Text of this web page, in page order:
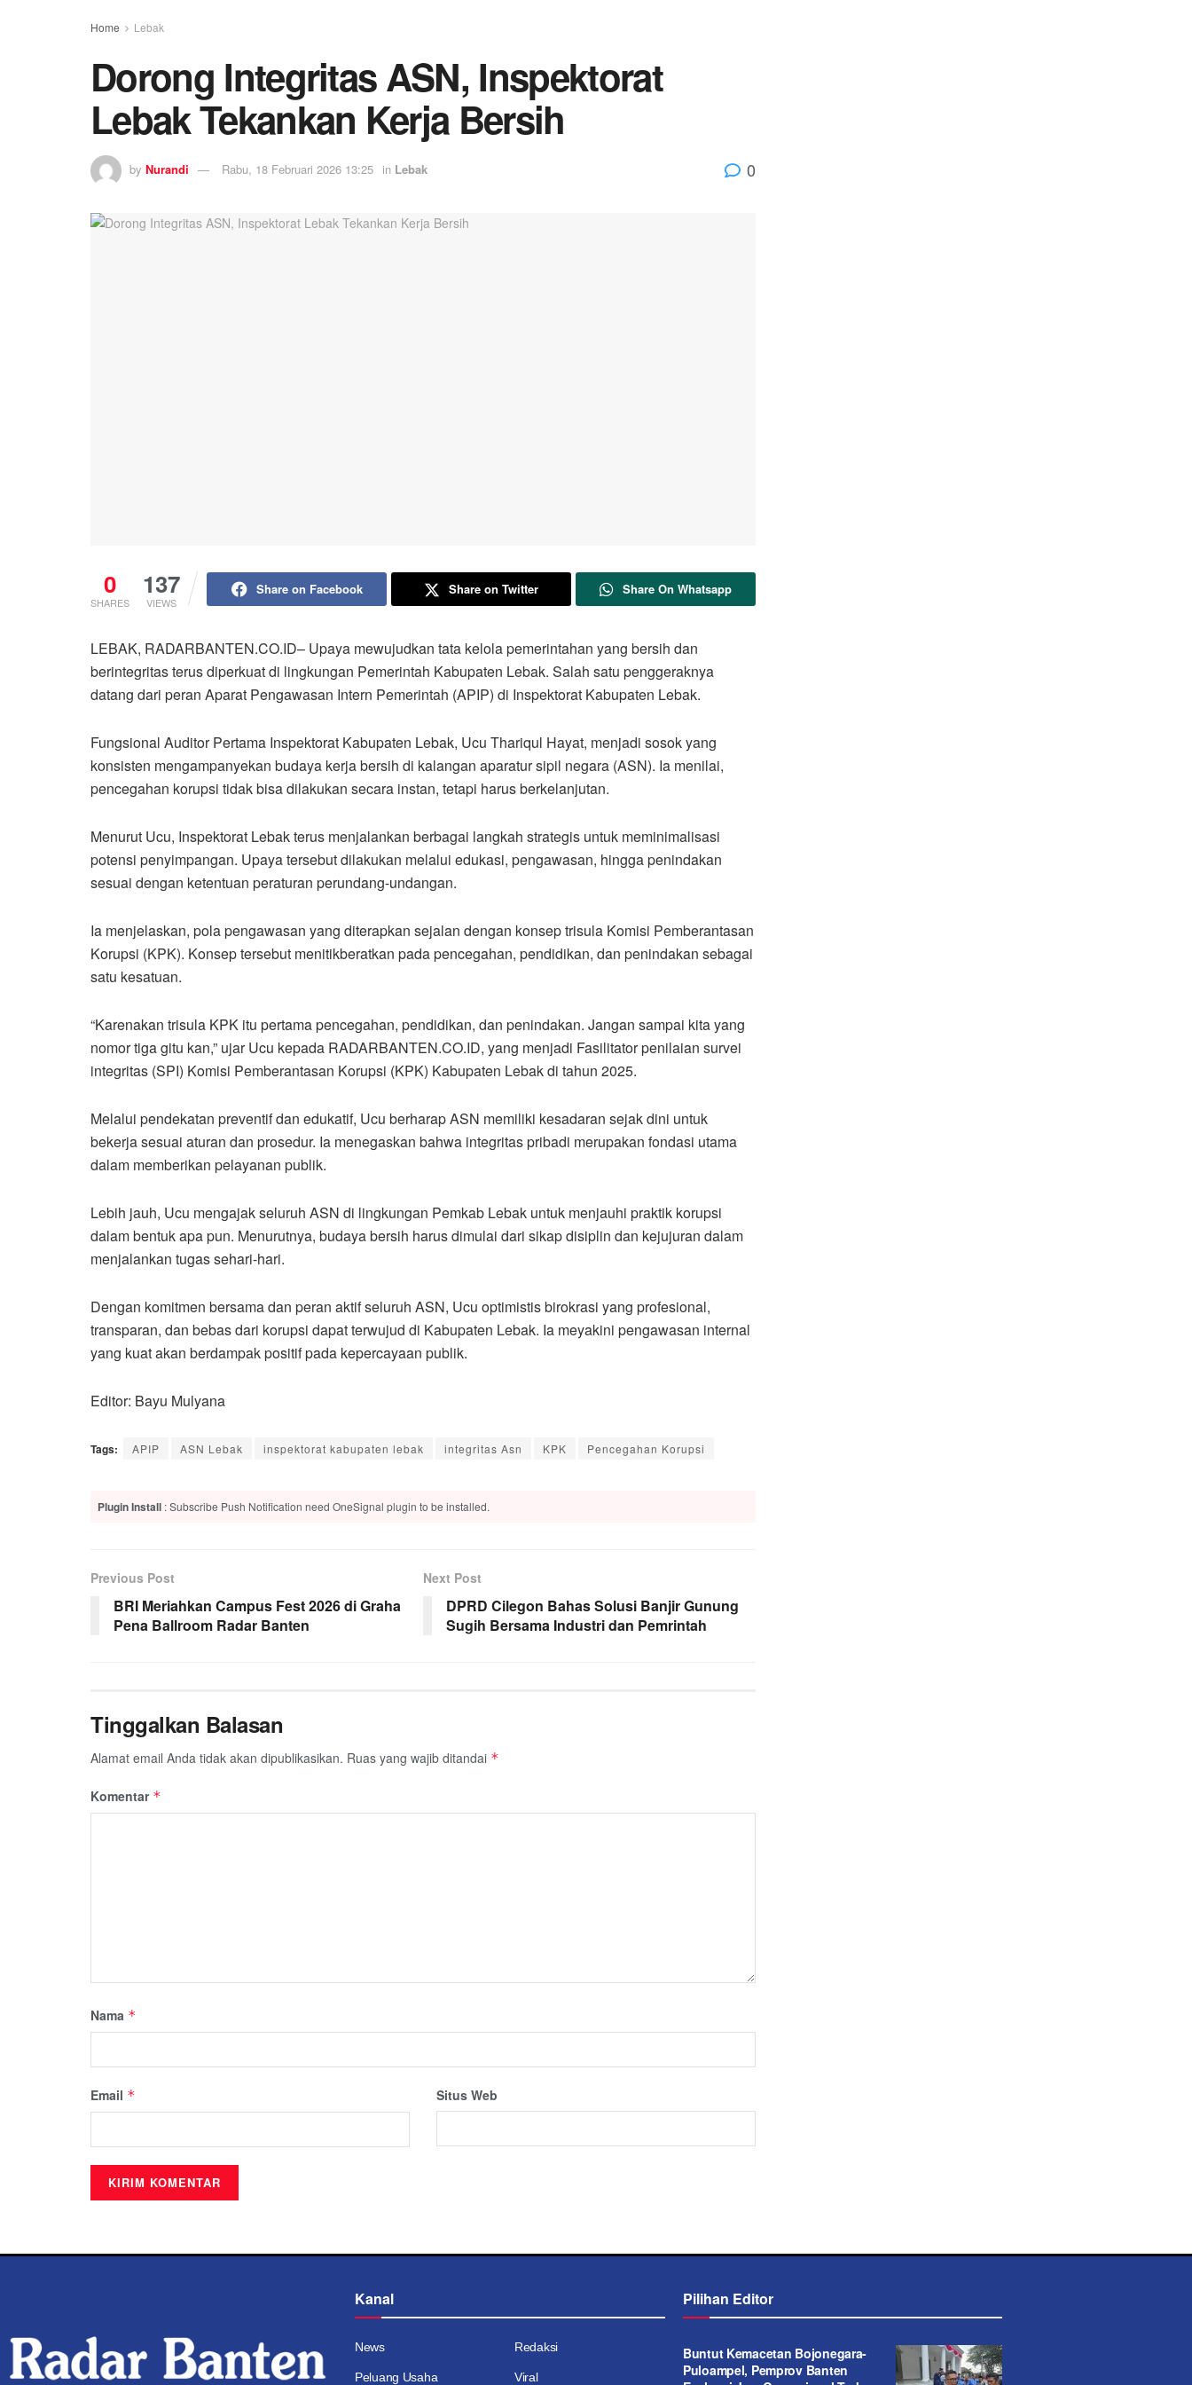
Home Lebak
Dorong Integritas ASN, Inspektorat
Lebak Tekankan Kerja Bersih
by Nurandi Rabu, 18 Februari 2026 13:25 in Lebak 0
0
SHARES
137
VIEWS
Share on Facebook Share on Twitter Share On Whatsapp
LEBAK, RADARBANTEN.CO.ID– Upaya mewujudkan tata kelola pemerintahan yang bersih dan
berintegritas terus diperkuat di lingkungan Pemerintah Kabupaten Lebak. Salah satu penggeraknya
datang dari peran Aparat Pengawasan Intern Pemerintah (APIP) di Inspektorat Kabupaten Lebak.
Fungsional Auditor Pertama Inspektorat Kabupaten Lebak, Ucu Thariqul Hayat, menjadi sosok yang
konsisten mengampanyekan budaya kerja bersih di kalangan aparatur sipil negara (ASN). Ia menilai,
pencegahan korupsi tidak bisa dilakukan secara instan, tetapi harus berkelanjutan.
Menurut Ucu, Inspektorat Lebak terus menjalankan berbagai langkah strategis untuk meminimalisasi
potensi penyimpangan. Upaya tersebut dilakukan melalui edukasi, pengawasan, hingga penindakan
sesuai dengan ketentuan peraturan perundang-undangan.
Ia menjelaskan, pola pengawasan yang diterapkan sejalan dengan konsep trisula Komisi Pemberantasan
Korupsi (KPK). Konsep tersebut menitikberatkan pada pencegahan, pendidikan, dan penindakan sebagai
satu kesatuan.
“Karenakan trisula KPK itu pertama pencegahan, pendidikan, dan penindakan. Jangan sampai kita yang
nomor tiga gitu kan,” ujar Ucu kepada RADARBANTEN.CO.ID, yang menjadi Fasilitator penilaian survei
integritas (SPI) Komisi Pemberantasan Korupsi (KPK) Kabupaten Lebak di tahun 2025.
Melalui pendekatan preventif dan edukatif, Ucu berharap ASN memiliki kesadaran sejak dini untuk
bekerja sesuai aturan dan prosedur. Ia menegaskan bahwa integritas pribadi merupakan fondasi utama
dalam memberikan pelayanan publik.
Lebih jauh, Ucu mengajak seluruh ASN di lingkungan Pemkab Lebak untuk menjauhi praktik korupsi
dalam bentuk apa pun. Menurutnya, budaya bersih harus dimulai dari sikap disiplin dan kejujuran dalam
menjalankan tugas sehari-hari.
Dengan komitmen bersama dan peran aktif seluruh ASN, Ucu optimistis birokrasi yang profesional,
transparan, dan bebas dari korupsi dapat terwujud di Kabupaten Lebak. Ia meyakini pengawasan internal
yang kuat akan berdampak positif pada kepercayaan publik.
Editor: Bayu Mulyana
Tags: APIP ASN Lebak inspektorat kabupaten lebak integritas Asn KPK Pencegahan Korupsi
Plugin Install : Subscribe Push Notification need OneSignal plugin to be installed.
Previous Post
BRI Meriahkan Campus Fest 2026 di Graha
Pena Ballroom Radar Banten
Next Post
DPRD Cilegon Bahas Solusi Banjir Gunung
Sugih Bersama Industri dan Pemrintah
Tinggalkan Balasan
Alamat email Anda tidak akan dipublikasikan. Ruas yang wajib ditandai *
Komentar *
Nama *
Email * Situs Web
Kanal
News Redaksi
Peluang Usaha Viral
Pilihan Editor
Buntut Kemacetan Bojonegara-
Puloampel, Pemprov Banten